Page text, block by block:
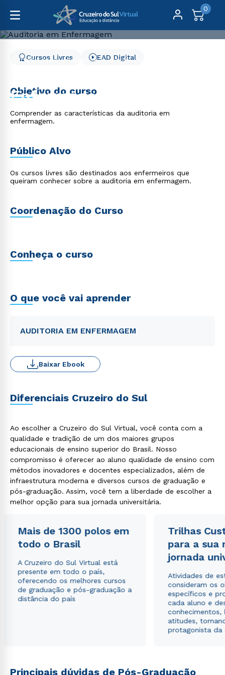
0
Cursos Livres Saúde Auditoria em Enfermagem
Enfermagem
Cursos Livres EAD Digital
Objetivo do curso
Comprender as características da auditoria em
enfermagem.
Público Alvo
Os cursos livres são destinados aos enfermeiros que
queiram conhecer sobre a auditoria em enfermagem.
Coordenação do Curso
Conheça o curso
O que você vai aprender
AUDITORIA EM ENFERMAGEM
Baixar Ebook
Diferenciais Cruzeiro do Sul
Ao escolher a Cruzeiro do Sul Virtual, você conta com a
qualidade e tradição de um dos maiores grupos
educacionais de ensino superior do Brasil. Nosso
compromisso é oferecer ao aluno qualidade de ensino com
métodos inovadores e docentes especializados, além de
infraestrutura moderna e diversos cursos de graduação e
pós-graduação. Assim, você tem a liberdade de escolher a
melhor opção para sua jornada universitária.
Mais de 1300 polos em
todo o Brasil
A Cruzeiro do Sul Virtual está
presente em todo o país,
oferecendo os melhores cursos
de graduação e pós-graduação a
distância do país
Trilhas
para a sua
jornada
Atividades de
consideram os
específicos e
cada aluno e
conhecimentos,
atitudes,
protagonista da
Principais dúvidas de Pós-Graduação